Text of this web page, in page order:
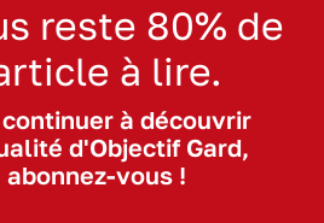
reste 80% de
à lire.
continuer à découvrir
d'Objectif Gard,
abonnez-vous !